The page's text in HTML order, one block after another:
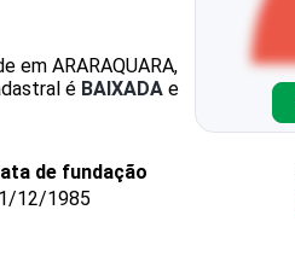
em ARARAQUARA,
é BAIXADA e
de fundação
12/1985